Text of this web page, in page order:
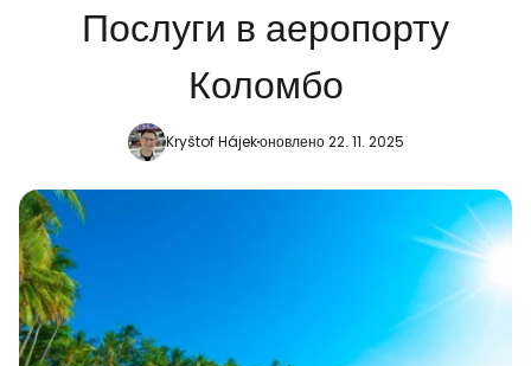
Послуги в аеропорту
Коломбо
Kryštof Hájekоновлено 22. 11. 2025
Продовжуйте з Google
Продовжуйте у Facebook